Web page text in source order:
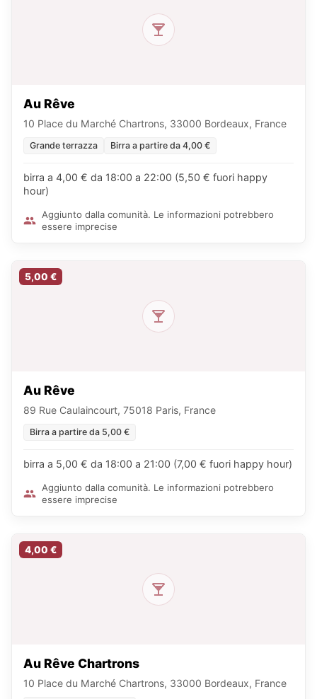
Au Rêve
10 Place du Marché Chartrons, 33000 Bordeaux, France
Grande terrazza Birra a partire da 4,00 €
birra a 4,00 € da 18:00 a 22:00 (5,50 € fuori happy
hour)
Aggiunto dalla comunità. Le informazioni potrebbero
essere imprecise
5,00 €
Au Rêve
89 Rue Caulaincourt, 75018 Paris, France
Birra a partire da 5,00 €
birra a 5,00 € da 18:00 a 21:00 (7,00 € fuori happy hour)
Aggiunto dalla comunità. Le informazioni potrebbero
essere imprecise
4,00 €
Au Rêve Chartrons
10 Place du Marché Chartrons, 33000 Bordeaux, France